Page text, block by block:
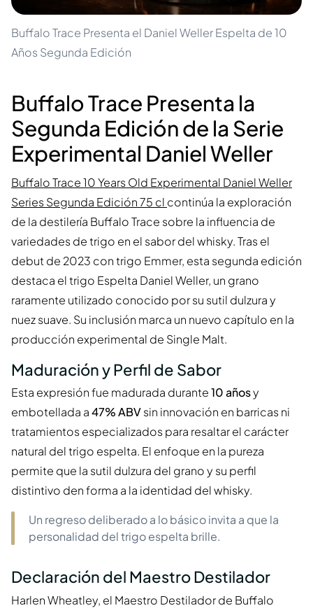
Buffalo Trace Presenta el Daniel Weller Espelta de 10
Años Segunda Edición
Buffalo Trace Presenta la
Segunda Edición de la Serie
Experimental Daniel Weller
Buffalo Trace 10 Years Old Experimental Daniel Weller
Series Segunda Edición 75 cl continúa la exploración
de la destilería Buffalo Trace sobre la influencia de
variedades de trigo en el sabor del whisky. Tras el
debut de 2023 con trigo Emmer, esta segunda edición
destaca el trigo Espelta Daniel Weller, un grano
raramente utilizado conocido por su sutil dulzura y
nuez suave. Su inclusión marca un nuevo capítulo en la
producción experimental de Single Malt.
Maduración y Perfil de Sabor
Esta expresión fue madurada durante10 añosy
embotellada a47% ABVsin innovación en barricas ni
tratamientos especializados para resaltar el carácter
natural del trigo espelta. El enfoque en la pureza
permite que la sutil dulzura del grano y su perfil
distintivo den forma a la identidad del whisky.
Un regreso deliberado a lo básico invita a que la
personalidad del trigo espelta brille.
Declaración del Maestro Destilador
Harlen Wheatley, el Maestro Destilador de Buffalo